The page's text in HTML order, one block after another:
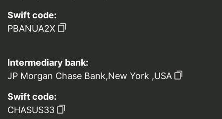
Swift code:
PBANUA2X
Intermediary bank:
JP Morgan Chase Bank,New York ,USA
Swift code:
CHASUS33